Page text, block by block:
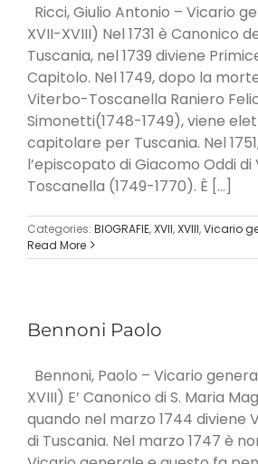
Ricci, Giulio Antonio – Vicario
XVII-XVIII) Nel 1731 è Canonico
Tuscania, nel 1739 diviene
Capitolo. Nel 1749, dopo la
Viterbo-Toscanella Raniero
Simonetti(1748-1749), viene
capitolare per Tuscania. Nel
l’episcopato di Giacomo Oddi
Toscanella (1749-1770). È [...]
Categories: BIOGRAFIE,XVII,XVIII,Vicario
Read More
Bennoni Paolo
Bennoni, Paolo – Vicario
XVIII) E’ Canonico di S. Maria
quando nel marzo 1744 diviene
di Tuscania. Nel marzo 1747 è